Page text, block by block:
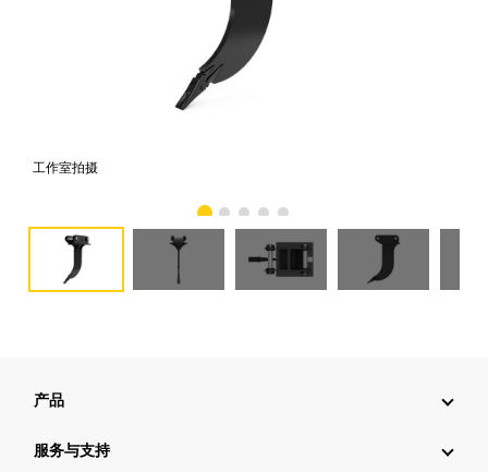
工作室拍摄
产品
服务与支持